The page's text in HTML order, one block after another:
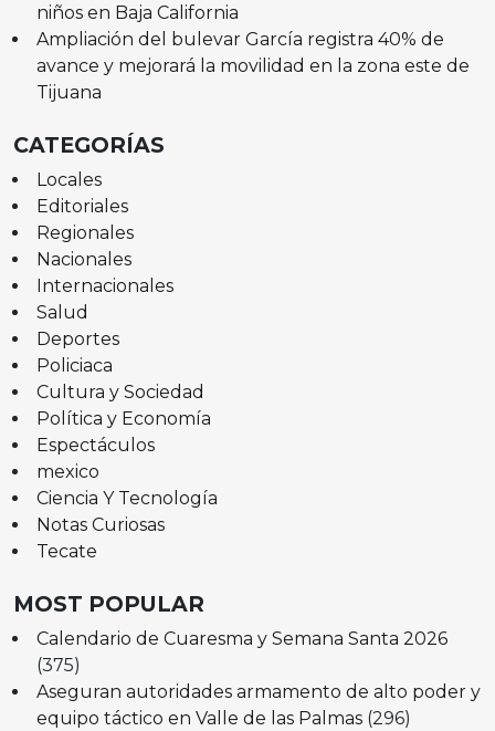
niños en Baja California
Ampliación del bulevar García registra 40% de
avance y mejorará la movilidad en la zona este de
Tijuana
CATEGORÍAS
Locales
Editoriales
Regionales
Nacionales
Internacionales
Salud
Deportes
Policiaca
Cultura y Sociedad
Política y Economía
Espectáculos
mexico
Ciencia Y Tecnología
Notas Curiosas
Tecate
MOST POPULAR
Calendario de Cuaresma y Semana Santa 2026
(375)
Aseguran autoridades armamento de alto poder y
equipo táctico en Valle de las Palmas (296)